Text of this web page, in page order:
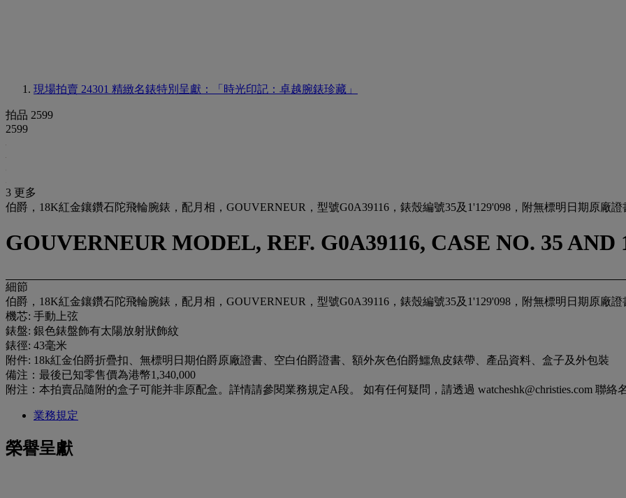
現場拍賣 24301 精緻名錶特別呈獻：「時光印記：卓越腕錶珍藏」
拍品 2599
2599
3 更多
伯爵，18K紅金鑲鑽石陀飛輪腕錶，配月相，GOUVERNEUR，型號G0A39116，錶殼編號35及1'129'098，附無標明日期原廠
GOUVERNEUR MODEL, REF. G0A39116, CASE NO. 35 AND
細節
伯爵，18K紅金鑲鑽石陀飛輪腕錶，配月相，GOUVERNEUR，型號G0A39116，錶殼編號35及1'129'098，附無標明日期原廠
機芯: 手動上弦
錶盤: 銀色錶盤飾有太陽放射狀飾紋
錶徑: 43毫米
附件: 18k紅金伯爵折疊扣、無標明日期伯爵原廠證書、空白伯爵證書、額外灰色伯爵鱷魚皮錶帶、產品資料、盒子及外包裝
備注：最後已知零售價為港幣1,340,000
附注：本拍賣品隨附的盒子可能并非原配盒。詳情請參閱業務規定A段。 如有任何疑問，請透過 watcheshk@christies.com 聯絡
業務規定
榮譽呈獻